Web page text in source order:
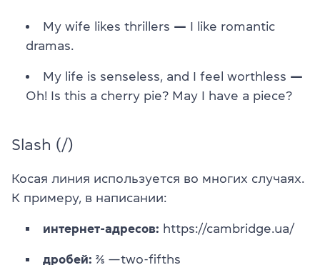
My wife likes thrillers — I like romantic
dramas.
My life is senseless, and I feel worthless —
Oh! Is this a cherry pie? May I have a piece?
Slash (/)
Косая линия используется во многих случаях.
К примеру, в написании:
интернет-адресов: https://cambridge.ua/
дробей: ⅖ —two-fifths